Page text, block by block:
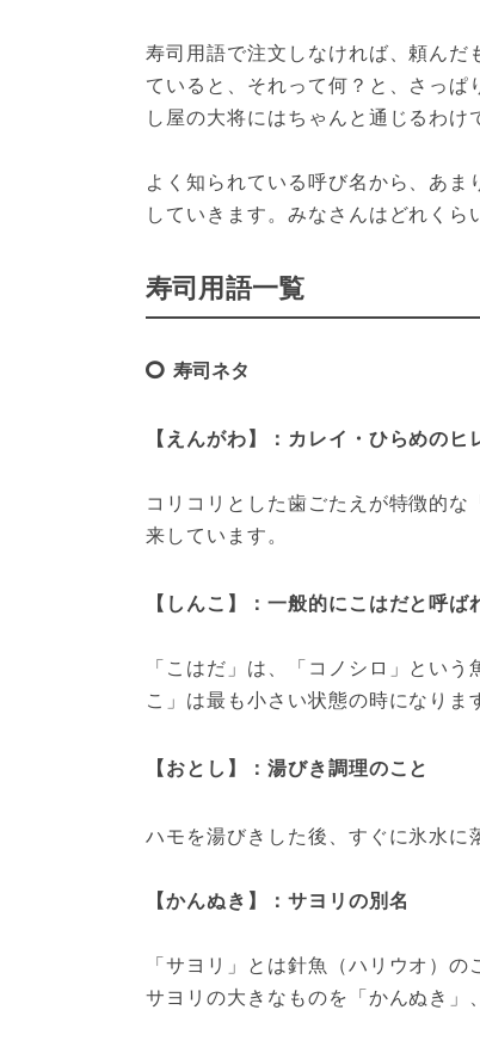
寿司用語で注文しなければ、頼んだ
ていると、それって何？と、さっ
し屋の大将にはちゃんと通じるわけ
よく知られている呼び名から、あ
していきます。みなさんはどれくら
寿司用語一覧
寿司ネタ
コリコリとした歯ごたえが特徴的
来しています。
【しんこ】：一般的にこはだと呼ば
「こはだ」は、「コノシロ」とい
こ」は最も小さい状態の時になりま
【おとし】：湯びき調理のこと
ハモを湯びきした後、すぐに氷水に
【かんぬき】：サヨリの別名
「サヨリ」とは針魚（ハリウオ）
サヨリの大きなものを「かんぬき」